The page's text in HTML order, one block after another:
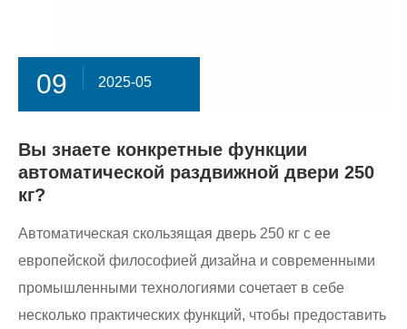
09 2025-05
Вы знаете конкретные функции
автоматической раздвижной двери 250
кг?
Автоматическая скользящая дверь 250 кг с ее
европейской философией дизайна и современными
промышленными технологиями сочетает в себе
несколько практических функций, чтобы предоставить